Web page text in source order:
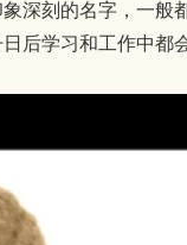
深刻的名字，一般
后学习和工作中都